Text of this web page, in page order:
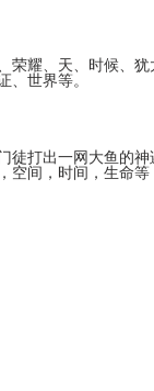
耀、天、时候、犹
、世界等。
徒打出一网大鱼的
空间，时间，生命